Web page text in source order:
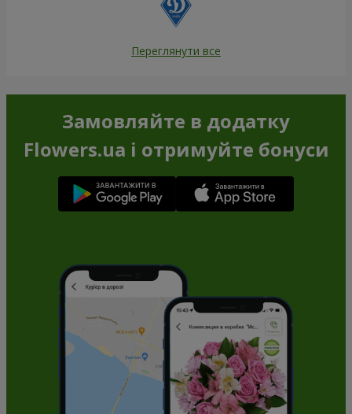
Переглянути все
Замовляйте в додатку
Flowers.ua і отримуйте бонуси